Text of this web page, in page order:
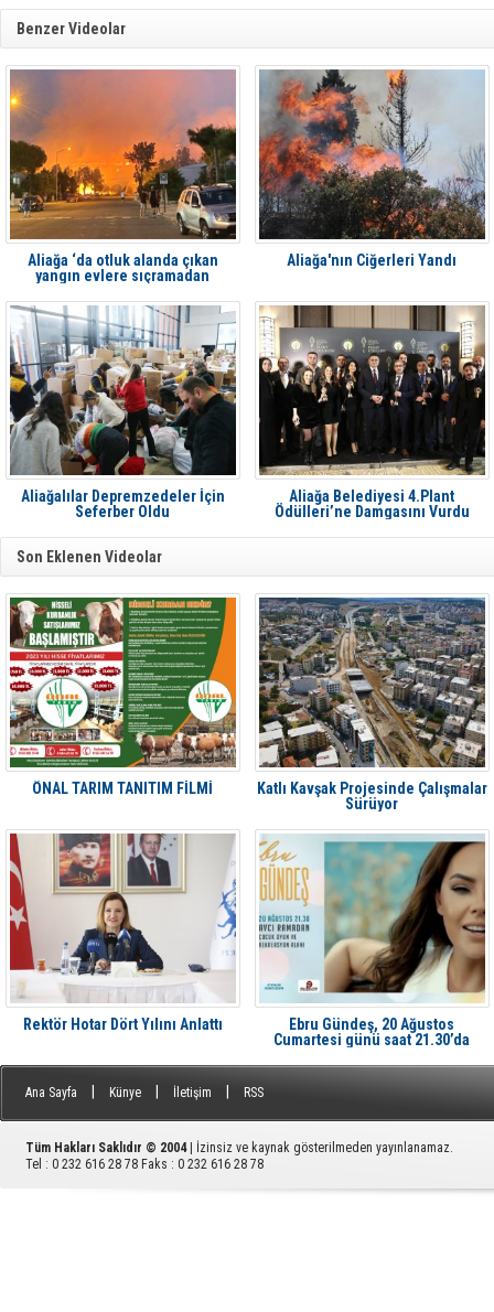
Benzer Videolar
Aliağa ‘da otluk alanda çıkan
yangın evlere sıçramadan
Aliağa'nın Ciğerleri Yandı
Aliağalılar Depremzedeler İçin
Seferber Oldu
Aliağa Belediyesi 4.Plant
Ödülleri’ne Damgasını Vurdu
Son Eklenen Videolar
ÖNAL TARIM TANITIM FİLMİ
Katlı Kavşak Projesinde Çalışmalar
Sürüyor
Rektör Hotar Dört Yılını Anlattı
Ebru Gündeş, 20 Ağustos
Cumartesi günü saat 21.30’da
Ana Sayfa Künye İletişim RSS
Tüm Hakları Saklıdır © 2004| İzinsiz ve kaynak gösterilmeden yayınlanamaz.
Tel : 0 232 616 28 78 Faks : 0 232 616 28 78